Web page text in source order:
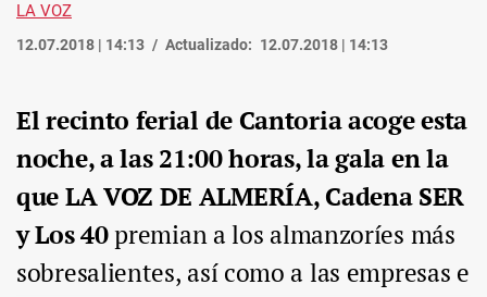
LA VOZ
12.07.2018 | 14:13 Actualizado: 12.07.2018 | 14:13
El recinto ferial de Cantoria acoge esta
noche, a las 21:00 horas, la gala en la
que LA VOZ DE ALMERÍA, Cadena SER
y Los 40premian a los almanzoríes más
sobresalientes, así como a las empresas e